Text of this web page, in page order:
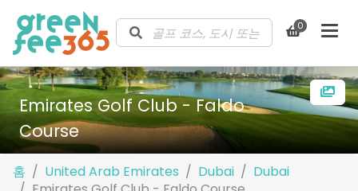
0
Emirates Golf Club - Faldo
Course
홈 United Arab Emirates Dubai
Dubai